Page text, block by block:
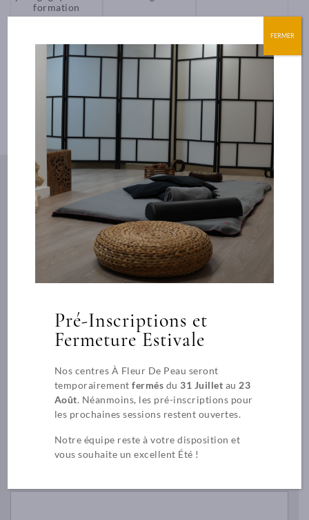
formation
EN SAVOIR PLUS
Demande de pré-
inscription
Veuillez rentrer vos coordonnées, vos motivations à suivre
notre formation. Un entretien sera programmé pour valider
Pré-Inscriptions et
Fermeture Estivale
Nos centres À Fleur De Peau seront
temporairementfermés du31 Juillet au 23
Août. Néanmoins, les pré-inscriptions pour
les prochaines sessions restent ouvertes.
Notre équipe reste à votre disposition et
vous souhaite un excellent Été !
FERMER